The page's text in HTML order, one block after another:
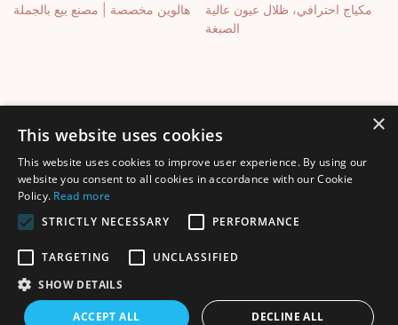
لوحة ظلال عيون بتصميم تابوت
هالوين مخصصة | مصنع بيع
بالجملة
باليت ظلال العيون الفاخرة
عيون عالية الصبغة
جميع الحقوق محفوظة © 2025 لشركة Shenzhen Thincen Technology
Co., Ltd. - www.thincen.com | خريطة الموقع
×
This website uses cookies
This website uses cookies to improve user experience. By using our
website you consent to all cookies in accordance with our Cookie
Policy. Read more
STRICTLY NECESSARY
PERFORMANCE
TARGETING
UNCLASSIFIED
SHOW DETAILS
ACCEPT ALL DECLINE ALL